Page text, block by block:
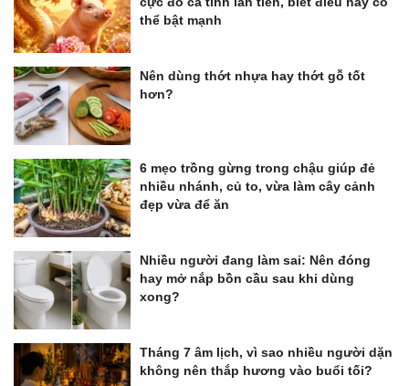
thể bật mạnh
Nên dùng thớt nhựa hay thớt gỗ tốt
hơn?
6 mẹo trồng gừng trong chậu giúp đẻ
nhiều nhánh, củ to, vừa làm cây cảnh
đẹp vừa để ăn
Nhiều người đang làm sai: Nên đóng
hay mở nắp bồn cầu sau khi dùng
xong?
Tháng 7 âm lịch, vì sao nhiều người dặn
không nên thắp hương vào buổi tối?